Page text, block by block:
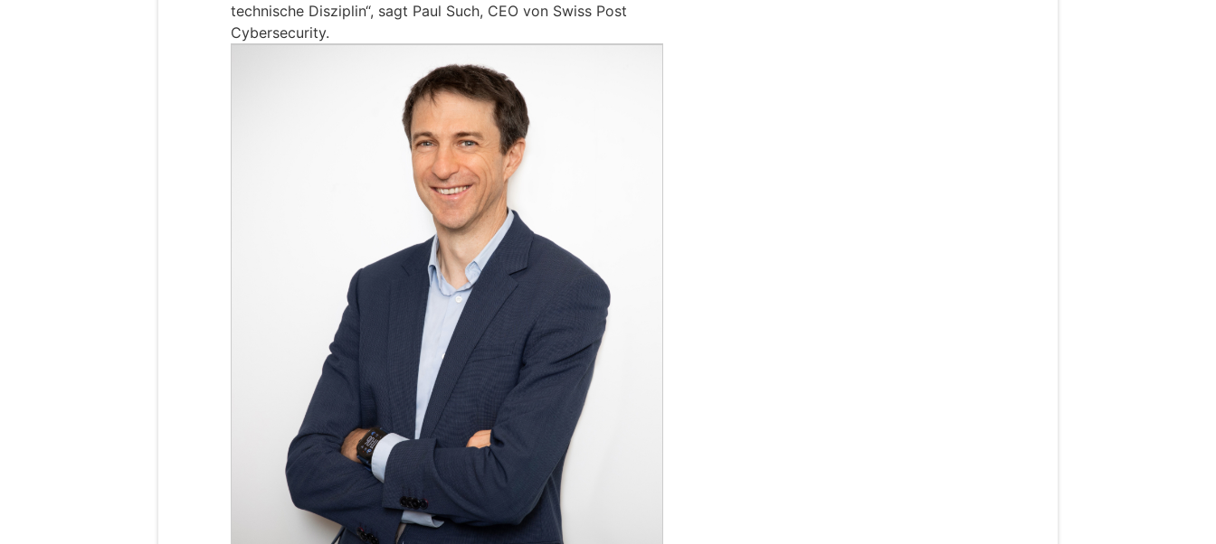
technische Disziplin“, sagt Paul Such, CEO von Swiss Post
Cybersecurity.